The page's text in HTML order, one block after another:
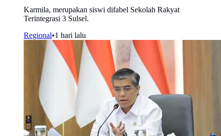
Karmila, merupakan siswi difabel Sekolah Rakyat
Terintegrasi 3 Sulsel.
Regional•1 hari lalu